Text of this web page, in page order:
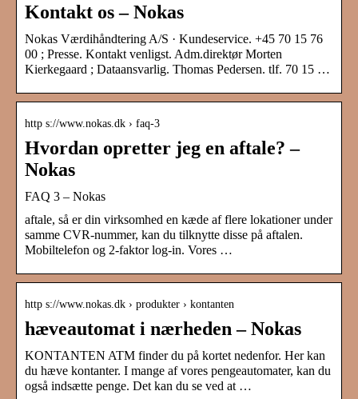
Kontakt os – Nokas
Nokas Værdihåndtering A/S · Kundeservice. +45 70 15 76
00 ; Presse. Kontakt venligst. Adm.direktør Morten
Kierkegaard ; Dataansvarlig. Thomas Pedersen. tlf. 70 15 …
http s://www.nokas.dk › faq-3
Hvordan opretter jeg en aftale? –
Nokas
FAQ 3 – Nokas
aftale, så er din virksomhed en kæde af flere lokationer under
samme CVR-nummer, kan du tilknytte disse på aftalen.
Mobiltelefon og 2-faktor log-in. Vores …
http s://www.nokas.dk › produkter › kontanten
hæveautomat i nærheden – Nokas
KONTANTEN ATM finder du på kortet nedenfor. Her kan
du hæve kontanter. I mange af vores pengeautomater, kan du
også indsætte penge. Det kan du se ved at …